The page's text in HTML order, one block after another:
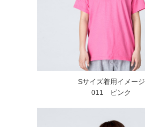
Sサイズ着用イメージ
011 ピンク